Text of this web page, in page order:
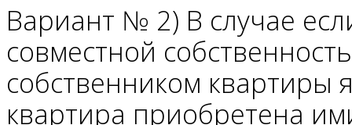
Вариант № 2) В случае
совместной
собственником квартиры
квартира приобретена